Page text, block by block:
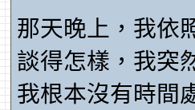
那天晚上，我依
談得怎樣，我突
我根本沒有時間